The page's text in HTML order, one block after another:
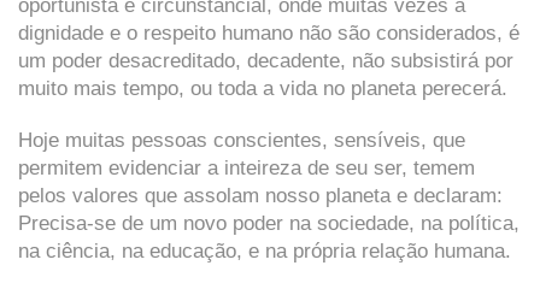
oportunista e circunstancial, onde muitas vezes a
dignidade e o respeito humano não são considerados, é
um poder desacreditado, decadente, não subsistirá por
muito mais tempo, ou toda a vida no planeta perecerá.
Hoje muitas pessoas conscientes, sensíveis, que
permitem evidenciar a inteireza de seu ser, temem
pelos valores que assolam nosso planeta e declaram:
Precisa-se de um novo poder na sociedade, na política,
na ciência, na educação, e na própria relação humana.